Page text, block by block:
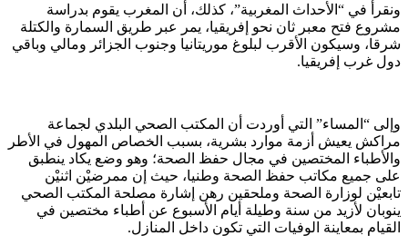
ونقرأ في “الأحداث المغربية”، كذلك، أن المغرب يقوم بدراسة
مشروع فتح معبر ثان نحو إفريقيا، يمر عبر طريق السمارة والكتلة
شرقا، وسيكون الأقرب لبلوغ موريتانيا وجنوب الجزائر ومالي وباقي
دول غرب إفريقيا.
وإلى “المساء” التي أوردت أن المكتب الصحي البلدي لجماعة
مراكش يعيش أزمة موارد بشرية، بسبب الخصاص المهول في الأطر
والأطباء المختصين في مجال حفظ الصحة؛ وهو وضع يكاد ينطبق
على جميع مكاتب حفظ الصحة وطنيا، حيث إن ممرضيْن اثنيْن
تابعيْن لوزارة الصحة وملحقين رهن إشارة مصلحة المكتب الصحي
ينوبان لأزيد من سنة وطيلة أيام الأسبوع عن أطباء مختصين في
القيام بمعاينة الوفيات التي تكون داخل المنازل.